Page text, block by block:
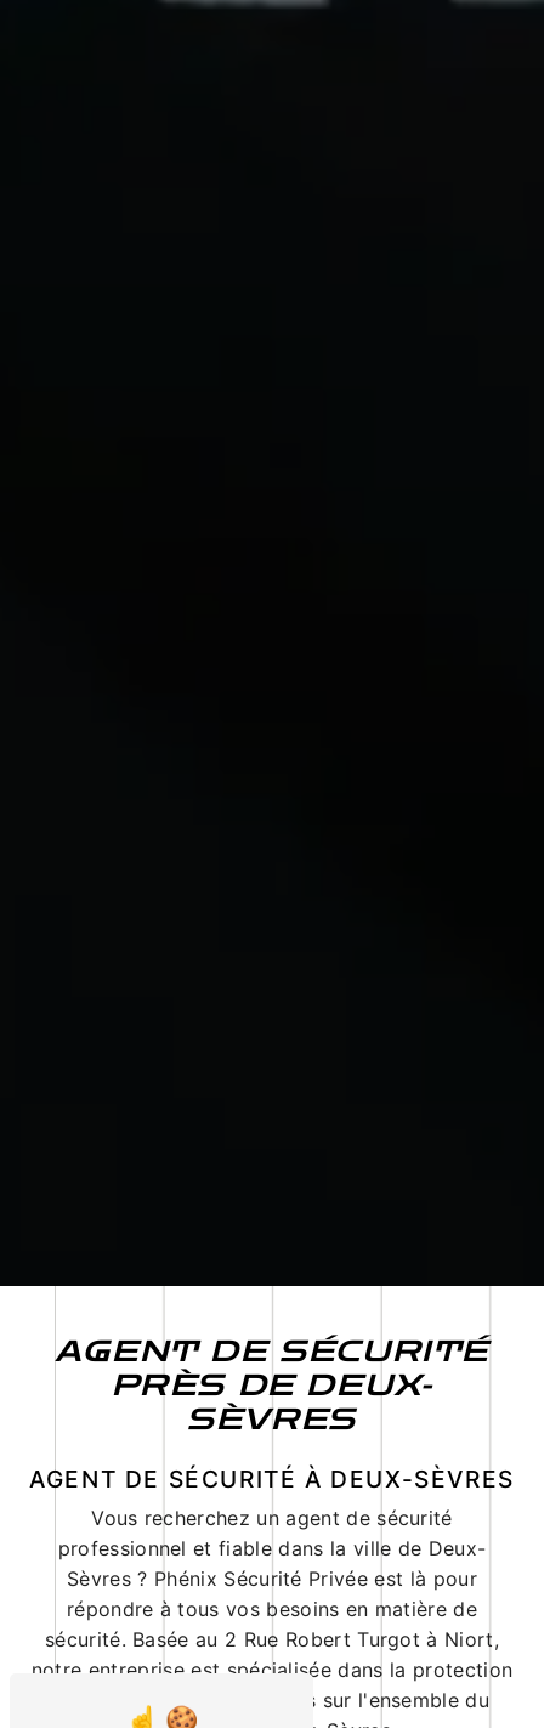
AGENT DE SÉCURITÉ
PRÈS DE DEUX-
SÈVRES
AGENT DE SÉCURITÉ À DEUX-SÈVRES
Vous recherchez un agent de sécurité
professionnel et fiable dans la ville de Deux-
Sèvres ? Phénix Sécurité Privée est là pour
répondre à tous vos besoins en matière de
sécurité. Basée au 2 Rue Robert Turgot à Niort,
notre entreprise est spécialisée dans la protection
des biens et des personnes sur l'ensemble du